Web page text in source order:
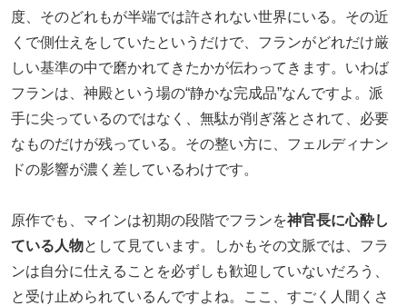
度、そのどれもが半端では許されない世界にいる。その近
くで側仕えをしていたというだけで、フランがどれだけ厳
しい基準の中で磨かれてきたかが伝わってきます。いわば
フランは、神殿という場の“静かな完成品”なんですよ。派
手に尖っているのではなく、無駄が削ぎ落とされて、必要
なものだけが残っている。その整い方に、フェルディナン
ドの影響が濃く差しているわけです。
原作でも、マインは初期の段階でフランを神官長に心酔し
ている人物として見ています。しかもその文脈では、フラ
ンは自分に仕えることを必ずしも歓迎していないだろう、
と受け止められているんですよね。ここ、すごく人間くさ